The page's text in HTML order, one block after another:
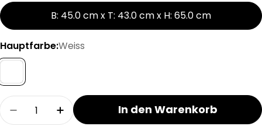
B: 45.0 cm x T: 43.0 cm x H: 65.0 cm
Hauptfarbe:Weiss
Menge
Menge für MODUL Nachttisch verringern
Menge für MODUL Nachttisch
In den Warenkorb